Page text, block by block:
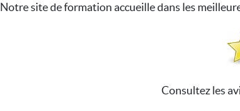
Notre site de formation accueille dans les
Consultez les